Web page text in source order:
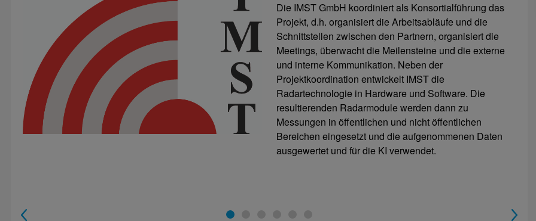
Die IMST GmbH koordiniert als Konsortialführung das
Projekt, d.h. organisiert die Arbeitsabläufe und die
Schnittstellen zwischen den Partnern, organisiert die
Meetings, überwacht die Meilensteine und die externe
und interne Kommunikation. Neben der
Projektkoordination entwickelt IMST die
Radartechnologie in Hardware und Software. Die
resultierenden Radarmodule werden dann zu
Messungen in öffentlichen und nicht öffentlichen
Bereichen eingesetzt und die aufgenommenen Daten
ausgewertet und für die KI verwendet.
1